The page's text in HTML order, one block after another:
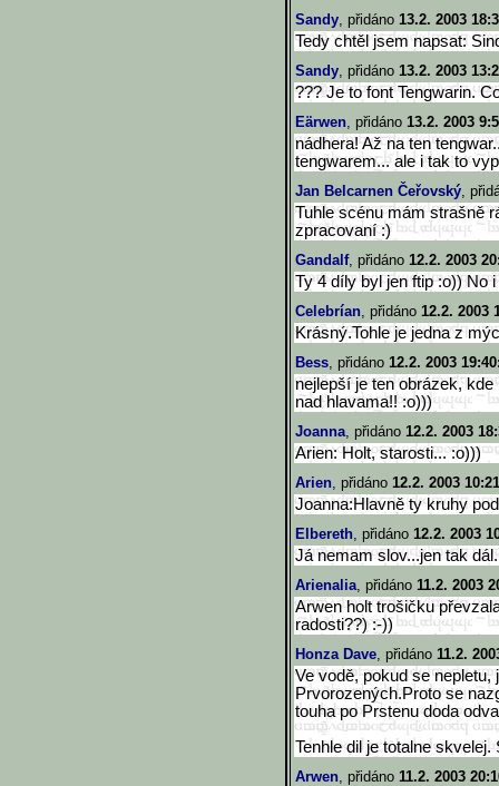
Sandy, přidáno 13.2. 2003
Tedy chtěl jsem napsat:
Sandy, přidáno 13.2. 2003
??? Je to font Tengwarin.
Eärwen, přidáno 13.2. 2003
nádhera! Až na ten
tengwarem... ale i tak to
Jan Belcarnen Čeřovský,
Tuhle scénu mám strašně
zpracovaní :)
Gandalf, přidáno 12.2. 2003
Ty 4 díly byl jen ftip :o)) No
Celebrían, přidáno 12.2. 2003
Krásný.Tohle je jedna z
Bess, přidáno 12.2. 2003
nejlepší je ten obrázek,
nad hlavama!! :o)))
Joanna, přidáno 12.2. 2003
Arien: Holt, starosti... :o)))
Arien, přidáno 12.2. 2003
Joanna:Hlavně ty kruhy
Elbereth, přidáno 12.2. 2003
Já nemam slov...jen tak dál.
Arienalia, přidáno 11.2. 2003
Arwen holt trošičku
radosti??) :-))
Honza Dave, přidáno 11.2.
Ve vodě, pokud se
Prvorozených.Proto se
touha po Prstenu doda
Tenhle dil je totalne
Arwen, přidáno 11.2. 2003